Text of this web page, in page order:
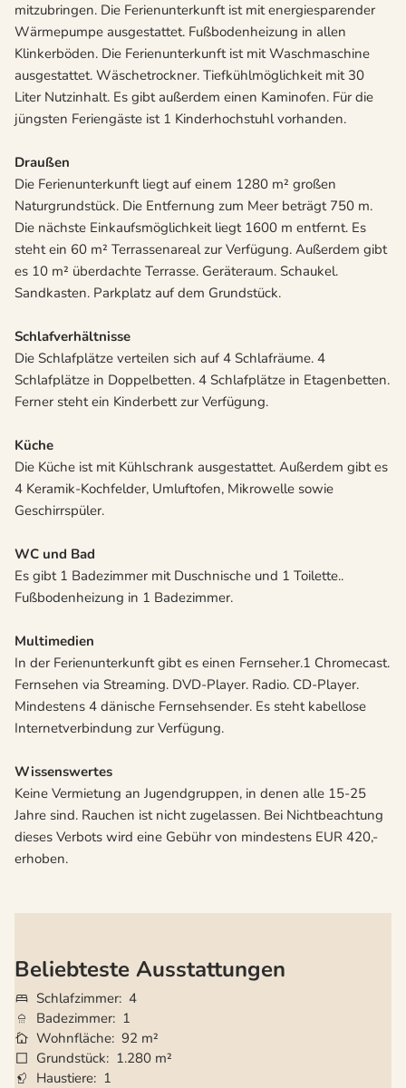
mitzubringen. Die Ferienunterkunft ist mit energiesparender
Wärmepumpe ausgestattet. Fußbodenheizung in allen
Klinkerböden. Die Ferienunterkunft ist mit Waschmaschine
ausgestattet. Wäschetrockner. Tiefkühlmöglichkeit mit 30
Liter Nutzinhalt. Es gibt außerdem einen Kaminofen. Für die
jüngsten Feriengäste ist 1 Kinderhochstuhl vorhanden.
Draußen
Die Ferienunterkunft liegt auf einem 1280 m² großen
Naturgrundstück. Die Entfernung zum Meer beträgt 750 m.
Die nächste Einkaufsmöglichkeit liegt 1600 m entfernt. Es
steht ein 60 m² Terrassenareal zur Verfügung. Außerdem gibt
es 10 m² überdachte Terrasse. Geräteraum. Schaukel.
Sandkasten. Parkplatz auf dem Grundstück.
Schlafverhältnisse
Die Schlafplätze verteilen sich auf 4 Schlafräume. 4
Schlafplätze in Doppelbetten. 4 Schlafplätze in Etagenbetten.
Ferner steht ein Kinderbett zur Verfügung.
Küche
Die Küche ist mit Kühlschrank ausgestattet. Außerdem gibt es
4 Keramik-Kochfelder, Umluftofen, Mikrowelle sowie
Geschirrspüler.
WC und Bad
Es gibt 1 Badezimmer mit Duschnische und 1 Toilette..
Fußbodenheizung in 1 Badezimmer.
Multimedien
In der Ferienunterkunft gibt es einen Fernseher.1 Chromecast.
Fernsehen via Streaming. DVD-Player. Radio. CD-Player.
Mindestens 4 dänische Fernsehsender. Es steht kabellose
Internetverbindung zur Verfügung.
Wissenswertes
Keine Vermietung an Jugendgruppen, in denen alle 15-25
Jahre sind. Rauchen ist nicht zugelassen. Bei Nichtbeachtung
dieses Verbots wird eine Gebühr von mindestens EUR 420,-
erhoben.
Beliebteste Ausstattungen
Schlafzimmer 4
Badezimmer 1
Wohnfläche 92 m²
Grundstück
1.280 m²
Haustiere 1